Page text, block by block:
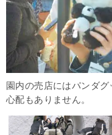
園内の売店にはパンダ
心配もありません。